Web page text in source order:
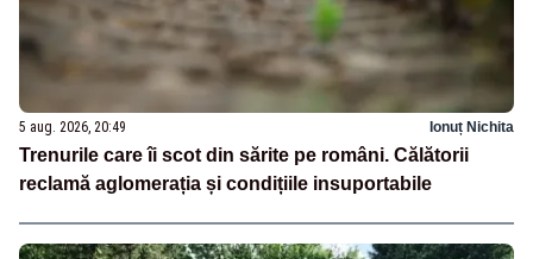
5 aug. 2026, 20:49 Ionuț Nichita
Trenurile care îi scot din sărite pe români. Călătorii
reclamă aglomerația și condițiile insuportabile